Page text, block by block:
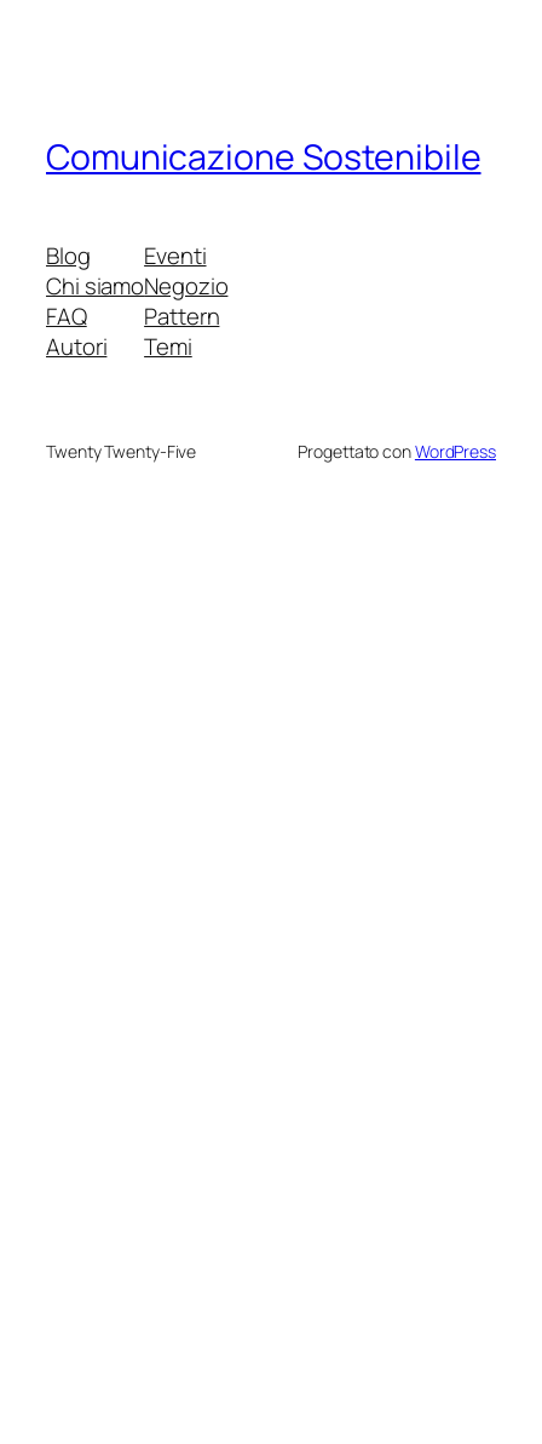
Comunicazione Sostenibile
Blog
Chi siamo
FAQ
Autori
Eventi
Negozio
Pattern
Temi
Twenty Twenty-Five Progettato conWordPress